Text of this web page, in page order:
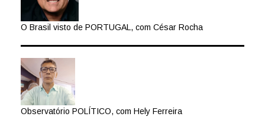
O Brasil visto de PORTUGAL, com César Rocha
Observatório POLÍTICO, com Hely Ferreira